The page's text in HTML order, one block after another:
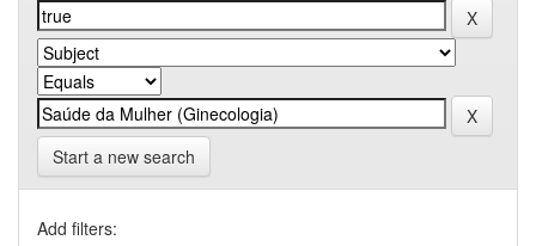
Start a new search
Add filters: